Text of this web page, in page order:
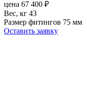
цена 67 400 ₽
Вес, кг 43
Размер фитингов 75 мм
Оставить заявку